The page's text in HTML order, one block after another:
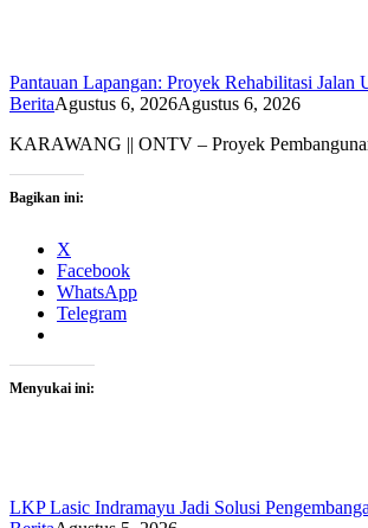
Pantauan Lapangan: Proyek Rehabilitasi
BeritaAgustus 6, 2026Agustus 6, 2026
KARAWANG || ONTV – Proyek
Bagikan ini:
X
Facebook
WhatsApp
Telegram
Menyukai ini:
LKP Lasic Indramayu Jadi Solusi